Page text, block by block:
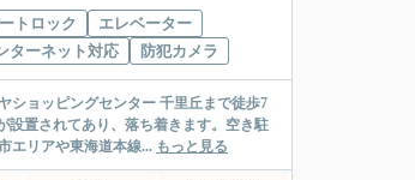
トロック
エレベーター
ターネット対応 防犯カメラ
ショッピングセンター 千里丘まで徒歩7
設置されてあり、落ち着きます。空き駐
エリアや東海道本線... もっと見る